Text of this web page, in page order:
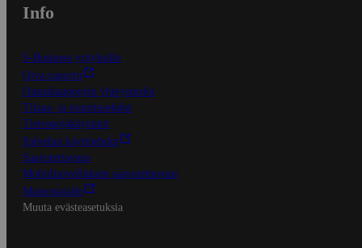
Info
S-Business yrityksille
Oiva-raportit
Osuuskauppojen yhteystiedot
Tilaus- ja toimitusehdot
Tietosuojakäytäntö
Palvelun käyttöehdot
Saavutettavuus
Mobiilisovelluksen saavutettavuus
Mainostajalle
Muuta evästeasetuksia